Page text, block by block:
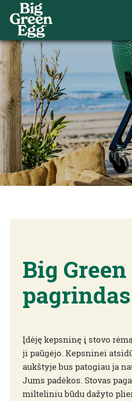
Big Green
Įdėję kepsninę į stovo
ji paūgėjo. Kepsninei
aukštyje bus patogiau ja
Jums padėkos. Stovas
milteliniu būdu dažyto